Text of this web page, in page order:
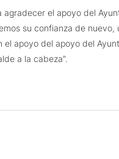
agradecer el apoyo del
su confianza de nuevo,
el apoyo del apoyo del
a la cabeza”.